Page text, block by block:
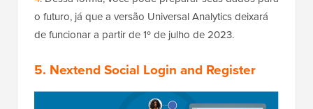
o futuro, já que a versão Universal Analytics deixará
de funcionar a partir de 1º de julho de 2023.
5. Nextend Social Login and Register